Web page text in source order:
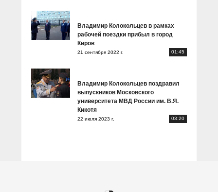
Владимир Колокольцев в рамках
рабочей поездки прибыл в город
Киров
21 сентября 2022 г. 01:45
Владимир Колокольцев поздравил
выпускников Московского
университета МВД России им. В.Я.
Кикотя
22 июля 2023 г. 03:20